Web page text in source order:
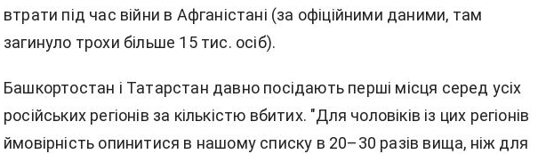
втрати під час війни в Афганістані (за офіційними даними, там
загинуло трохи більше 15 тис. осіб).
Башкортостан і Татарстан давно посідають перші місця серед усіх
російських регіонів за кількістю вбитих. "Для чоловіків із цих регіонів
ймовірність опинитися в нашому списку в 20–30 разів вища, ніж для